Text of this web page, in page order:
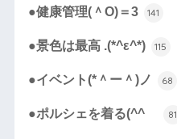
●健康管理(＾O)＝3 141
●景色は最高 .(*^ε^*) 115
●イベント(*＾ー＾)ノ 68
●ポルシェを着る(^^ゞ 81